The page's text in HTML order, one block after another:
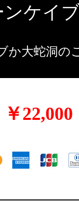
ンケイブ
大蛇洞の
22,000